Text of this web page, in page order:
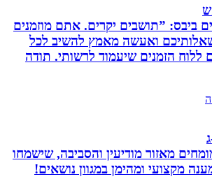
”תושבים יקרים. אתם מוזמנים
ואעשה מאמץ להשיב לכל
שיעמוד לרשותי. תודה
מאזור מודיעין והסביבה, שישמחו
ומהימן במגוון נושאים!